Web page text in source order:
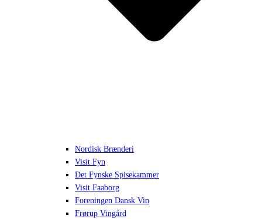
Nordisk Brænderi
Visit Fyn
Det Fynske Spisekammer
Visit Faaborg
Foreningen Dansk Vin
Frørup Vingård